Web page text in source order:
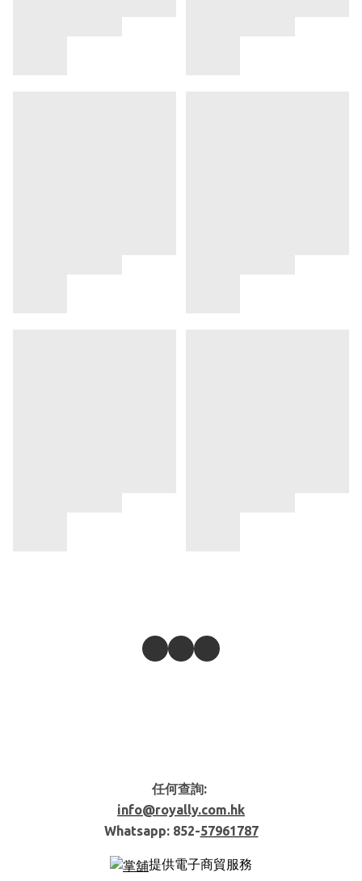
任何查詢:
info@royally.com.hk
Whatsapp: 852-57961787
提供電子商貿服務